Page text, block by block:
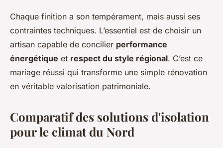
Chaque finition a son tempérament, mais aussi ses
contraintes techniques. L’essentiel est de choisir un
artisan capable de concilier performance
énergétique et respect du style régional. C’est ce
mariage réussi qui transforme une simple rénovation
en véritable valorisation patrimoniale.
Comparatif des solutions d'isolation
pour le climat du Nord